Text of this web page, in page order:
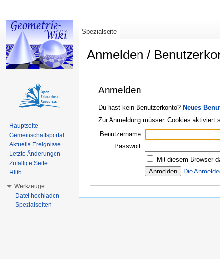
Anmelden /
Anmelden
Du hast kein Benutzerkonto? Neues
Zur Anmeldung müssen Cookies aktiviert
Benutzername:
Passwort:
Mit diesem Browser
Die
Spezialseite
Hauptseite
Gemeinschaftsportal
Aktuelle Ereignisse
Letzte Änderungen
Zufällige Seite
Hilfe
Werkzeuge
Datei hochladen
Spezialseiten